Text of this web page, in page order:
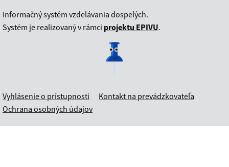
Informačný systém vzdelávania dospelých.
Systém je realizovaný v rámci projektu EPIVU.
Vyhlásenie o prístupnosti
Kontakt na prevádzkovateľa
Ochrana osobných údajov